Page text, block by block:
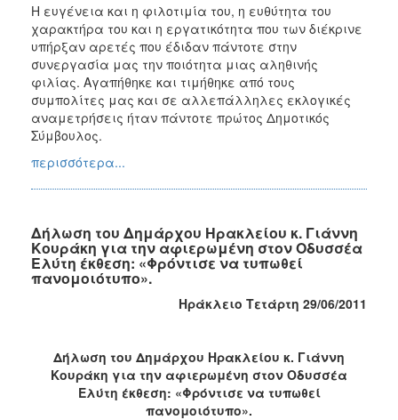
Η ευγένεια και η φιλοτιμία του, η ευθύτητα του
χαρακτήρα του και η εργατικότητα που των διέκρινε
υπήρξαν αρετές που έδιδαν πάντοτε στην
συνεργασία μας την ποιότητα μιας αληθινής
φιλίας. Αγαπήθηκε και τιμήθηκε από τους
συμπολίτες μας και σε αλλεπάλληλες εκλογικές
αναμετρήσεις ήταν πάντοτε πρώτος Δημοτικός
Σύμβουλος.
περισσότερα...
Δήλωση του Δημάρχου Ηρακλείου κ. Γιάννη
Κουράκη για την αφιερωμένη στον Οδυσσέα
Ελύτη έκθεση: «Φρόντισε να τυπωθεί
πανομοιότυπο».
Ηράκλειο Τετάρτη 29/06/2011
Δήλωση του Δημάρχου Ηρακλείου κ. Γιάννη
Κουράκη για την αφιερωμένη στον Οδυσσέα
Ελύτη έκθεση: «Φρόντισε να τυπωθεί
πανομοιότυπο».